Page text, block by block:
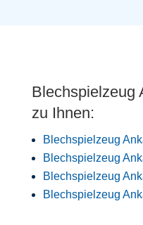
Blechspielzeug
zu Ihnen:
Blechspielzeug
Blechspielzeug
Blechspielzeug
Blechspielzeug